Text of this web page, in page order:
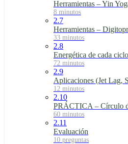
Herramientas – Yin
8 minutos
2.7
Herramientas –
33 minutos
2.8
Energética de cada
72 minutos
2.9
Aplicaciones (Jet Lag,
12 minutos
2.10
PRÁCTICA – Círculo
60 minutos
2.11
Evaluación
10 preguntas